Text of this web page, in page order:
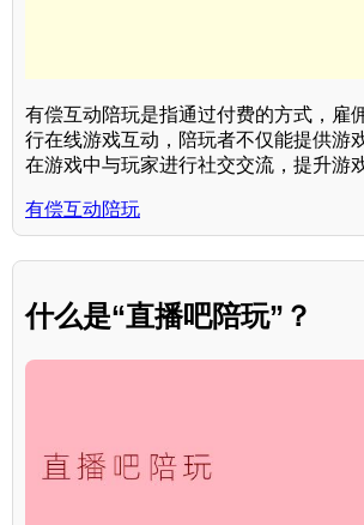
有偿互动陪玩是指通过付费的方式，雇
行在线游戏互动，陪玩者不仅能提供游
在游戏中与玩家进行社交交流，提升游
有偿互动陪玩
什么是“直播吧陪玩”？